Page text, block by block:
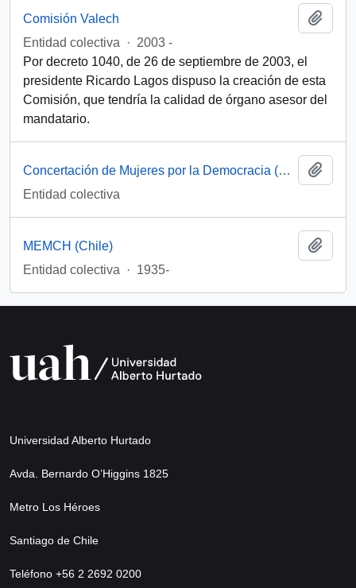
Comisión Valech
Entidad colectiva
· 2003 -
Por decreto 1040, de 26 de septiembre de 2003, el
presidente Ricardo Lagos dispuso la creación de esta
Comisión, que tendría la calidad de órgano asesor del
mandatario.
Concertación de Mujeres por la Democracia (Santiago, Chile)
Entidad colectiva
MEMCH (Chile)
Entidad colectiva
· 1935-
Universidad Alberto Hurtado
Avda. Bernardo O’Higgins 1825
Metro Los Héroes
Santiago de Chile
Teléfono +56 2 2692 0200